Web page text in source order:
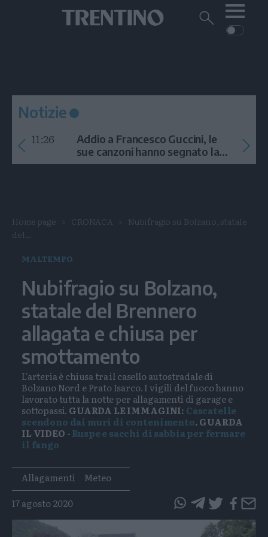
Cerca
CRONACA
GARDA
CULTURA
VIDEO
Notizie
11:26
Addio a Francesco Guccini, le
sue canzoni hanno segnato la
storia
Home page CRONACA
Nubifragio su Bolzano, statale
del...
MALTEMPO
Nubifragio su Bolzano,
statale del Brennero
allagata e chiusa per
smottamento
L'arteria è chiusa tra il casello autostradale di
Bolzano Nord e Prato Isarco. I vigili del fuoco hanno
lavorato tutta la notte per allagamenti di garage e
sottopassi. GUARDA LE IMMAGINI: Cascatelle
scendono dai muri di contenimento. GUARDA
IL VIDEO -Ruspe e sacchi di sabbia per fermare
il fango
Tags
Allagamenti
Meteo
17 agosto 2020
questo
articolo
questo
articolo